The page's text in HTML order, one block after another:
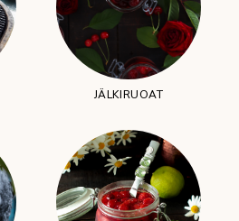
JÄLKIRUOAT